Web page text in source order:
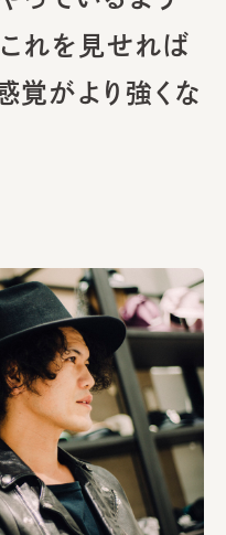
これを見せれば
覚がより強くな